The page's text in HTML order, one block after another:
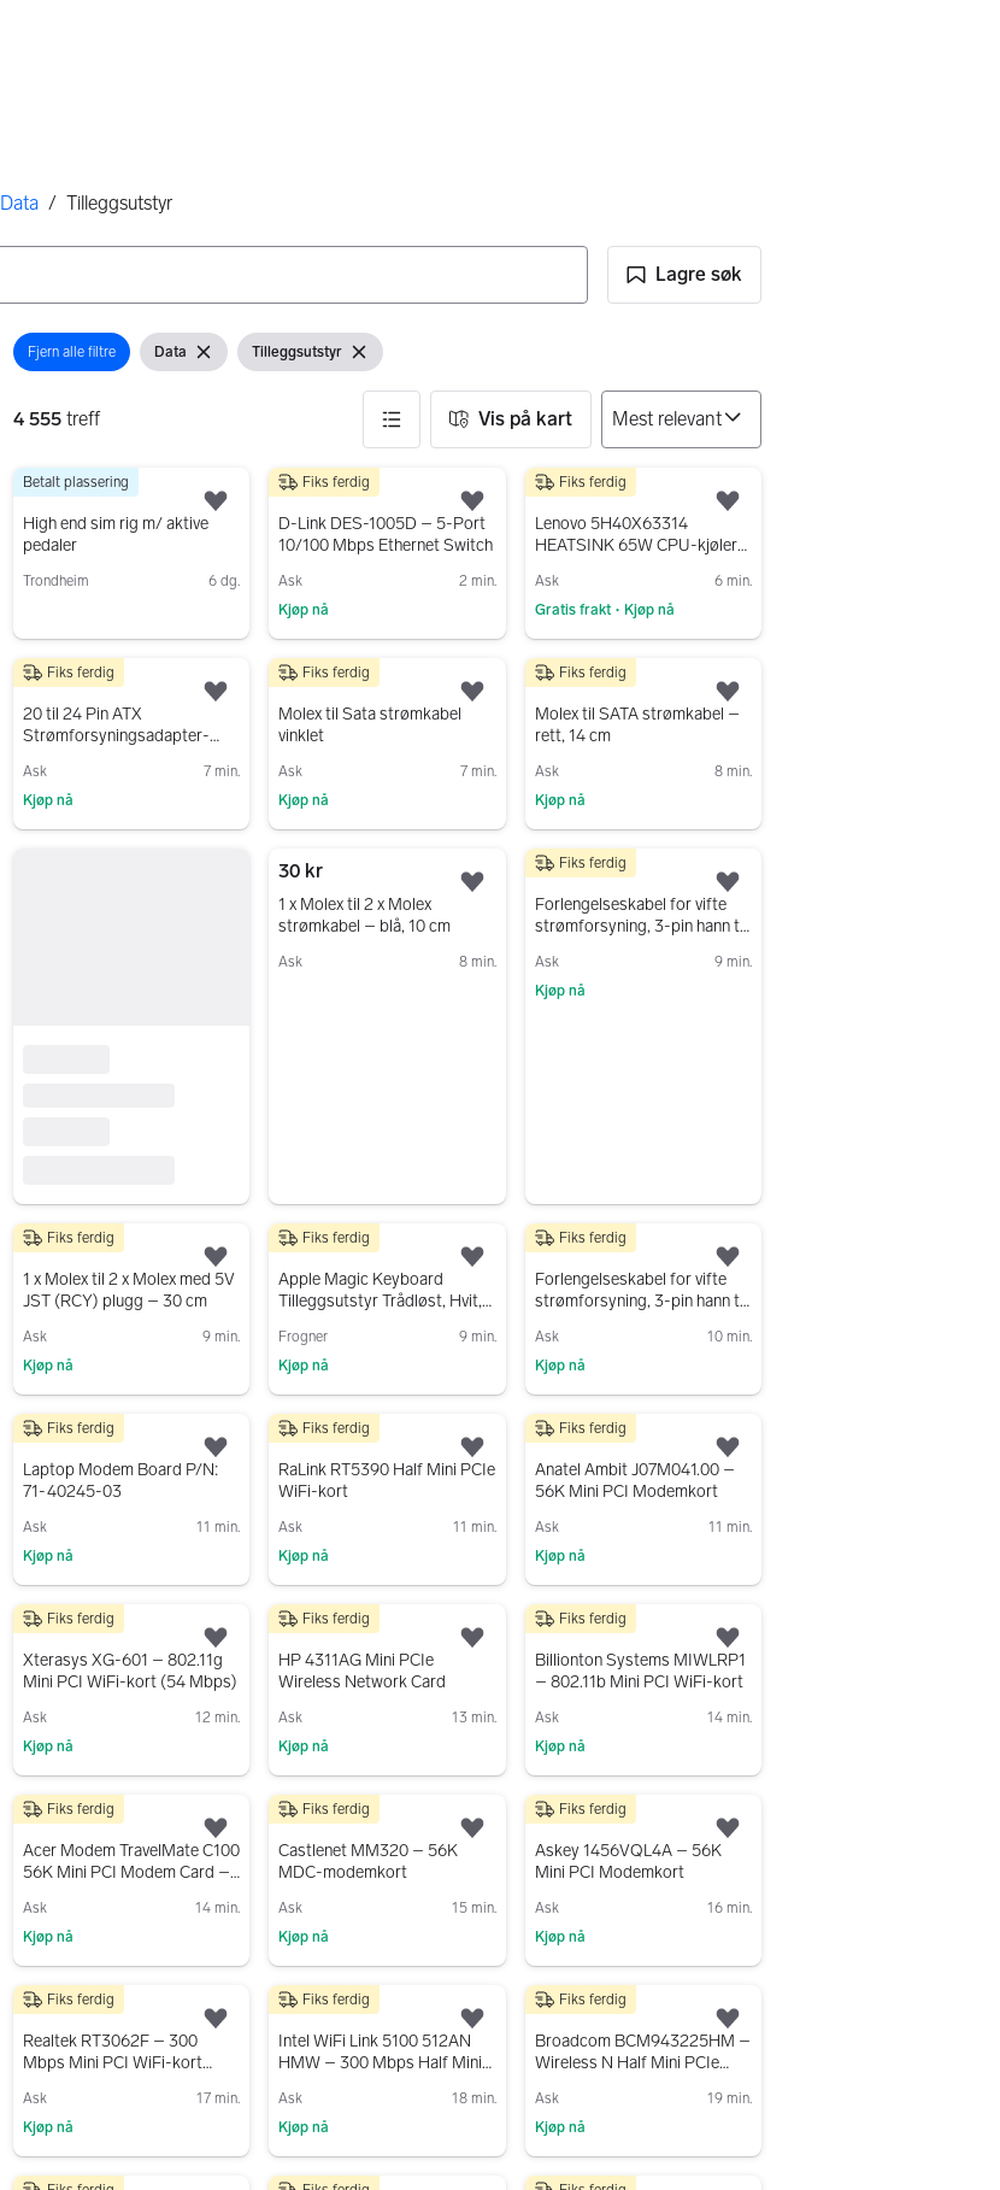
Data / Tilleggsutstyr
Lagre søk
Åpne filter
Fjern alle filtre Vis filter
Data Fjern filter Vis filter
Tilleggsutstyr Fjern filter
4 555treff Vis på kart
4555 resultater
52 000 kr
High end sim rig m/ aktive
pedaler
Trondheim 6 dg.
Betalt plassering
Legg til som favoritt.
120 kr
D-Link DES-1005D – 5-Port
10/100 Mbps Ethernet Switch
Ask
2 min.
Kjøp nå
Fiks ferdig
Legg til som favoritt.
300 kr
Lenovo 5H40X63314
HEATSINK 65W CPU-kjøler
Ask
6 min.
Gratis frakt • Kjøp nå
Fiks ferdig
80 kr
20 til 24 Pin ATX
Strømforsyningsadapter-
Ask
7 min.
Kjøp nå
Fiks ferdig
Legg til som favoritt.
40 kr
Molex til Sata strømkabel
vinklet
Ask
7 min.
Kjøp nå
Fiks ferdig
Legg til som favoritt.
30 kr
Molex til SATA strømkabel –
rett, 14 cm
Ask
8 min.
Kjøp nå
Fiks ferdig
30 kr
1 x Molex til 2 x Molex
strømkabel – blå, 10 cm
Ask 8 min.
Legg til som favoritt.
40 kr
Forlengelseskabel for vifte
strømforsyning, 3-pin hann til
Ask
9 min.
Kjøp nå
Fiks ferdig
40 kr
1 x Molex til 2 x Molex med 5V
JST (RCY) plugg – 30 cm
Ask
9 min.
Kjøp nå
Fiks ferdig
Legg til som favoritt.
400 kr
Apple Magic Keyboard
Tilleggsutstyr Trådløst, Hvit,
Frogner
9 min.
Kjøp nå
Fiks ferdig
Legg til som favoritt.
35 kr
Forlengelseskabel for vifte
strømforsyning, 3-pin hann til
Ask
10 min.
Kjøp nå
Fiks ferdig
50 kr
Laptop Modem Board P/N:
71-40245-03
Ask
11 min.
Kjøp nå
Fiks ferdig
Legg til som favoritt.
50 kr
RaLink RT5390 Half Mini PCIe
WiFi-kort
Ask
11 min.
Kjøp nå
Fiks ferdig
Legg til som favoritt.
50 kr
Anatel Ambit J07M041.00 –
56K Mini PCI Modemkort
Ask
11 min.
Kjøp nå
Fiks ferdig
40 kr
Xterasys XG-601 – 802.11g
Mini PCI WiFi-kort (54 Mbps)
Ask
12 min.
Kjøp nå
Fiks ferdig
Legg til som favoritt.
150 kr
HP 4311AG Mini PCIe
Wireless Network Card
Ask
13 min.
Kjøp nå
Fiks ferdig
Legg til som favoritt.
30 kr
Billionton Systems MIWLRP1
– 802.11b Mini PCI WiFi-kort
Ask
14 min.
Kjøp nå
Fiks ferdig
Legg til som favoritt.
150 kr
Acer Modem TravelMate C100
56K Mini PCI Modem Card –
Ask
14 min.
Kjøp nå
Fiks ferdig
Legg til som favoritt.
30 kr
Castlenet MM320 – 56K
MDC-modemkort
Ask
15 min.
Kjøp nå
Fiks ferdig
Legg til som favoritt.
30 kr
Askey 1456VQL4A – 56K
Mini PCI Modemkort
Ask
16 min.
Kjøp nå
Fiks ferdig
100 kr
Realtek RT3062F – 300
Mbps Mini PCI WiFi-kort
Ask
17 min.
Kjøp nå
Fiks ferdig
Legg til som favoritt.
150 kr
Intel WiFi Link 5100 512AN
HMW – 300 Mbps Half Mini
Ask
18 min.
Kjøp nå
Fiks ferdig
Legg til som favoritt.
150 kr
Broadcom BCM943225HM –
Wireless N Half Mini PCIe
Ask
19 min.
Kjøp nå
Fiks ferdig